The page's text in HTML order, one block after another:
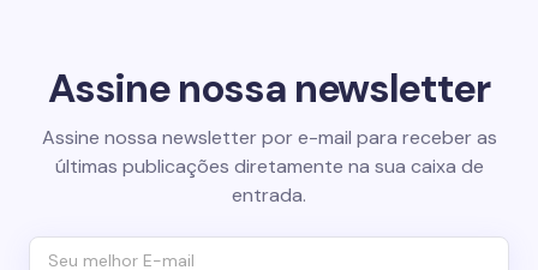
Assine nossa newsletter
Assine nossa newsletter por e-mail para receber as
últimas publicações diretamente na sua caixa de
entrada.